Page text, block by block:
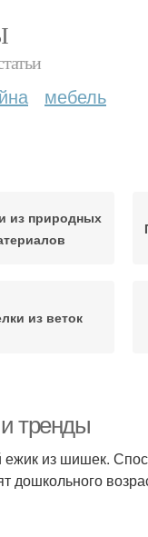
мебель
из природных
из веток
тренды
из шишек.
дошкольного